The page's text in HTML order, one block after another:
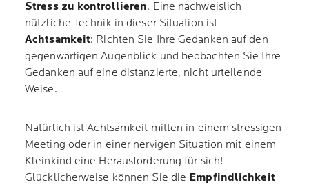
Stress zu kontrollieren. Eine nachweislich
nützliche Technik in dieser Situation ist
Achtsamkeit: Richten Sie Ihre Gedanken auf den
gegenwärtigen Augenblick und beobachten Sie Ihre
Gedanken auf eine distanzierte, nicht urteilende
Weise.
Natürlich ist Achtsamkeit mitten in einem stressigen
Meeting oder in einer nervigen Situation mit einem
Kleinkind eine Herausforderung für sich!
Glücklicherweise können Sie die Empfindlichkeit